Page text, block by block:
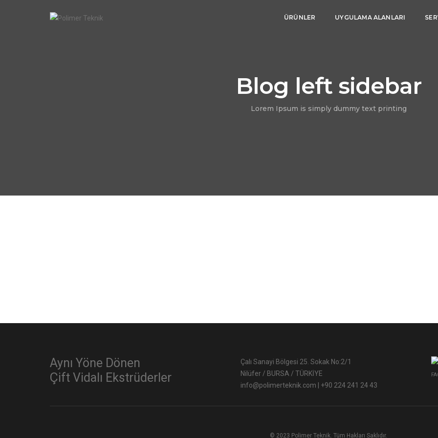
ÜRÜNLER UYGULAMA ALANLARI
Blog left sidebar
Lorem Ipsum is simply dummy text printing
Aynı Yöne Dönen
Çift Vidalı Ekstrüderler
Çalı Sanayi Bölgesi 25. Sokak No:2/1
Nilüfer / BURSA / TÜRKİYE
info@polimerteknik.com
+90 224 241 24 43
© 2023 Polimer Teknik. Tüm Hakları Saklıdır.